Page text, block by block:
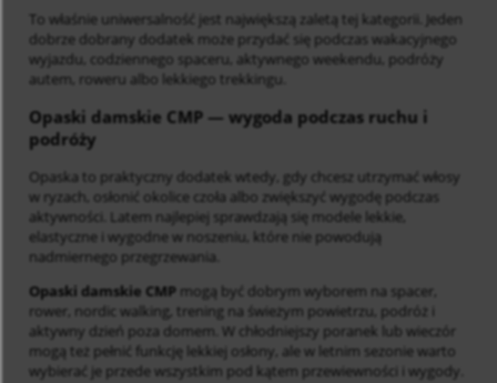
To właśnie uniwersalność jest największą zaletą tej kategorii. Jeden
dobrze dobrany dodatek może przydać się podczas wakacyjnego
wyjazdu, codziennego spaceru, aktywnego weekendu, podróży
autem, roweru albo lekkiego trekkingu.
Opaski damskie CMP — wygoda podczas ruchu i
podróży
Opaska to praktyczny dodatek wtedy, gdy chcesz utrzymać włosy
w ryzach, osłonić okolice czoła albo zwiększyć wygodę podczas
aktywności. Latem najlepiej sprawdzają się modele lekkie,
elastyczne i wygodne w noszeniu, które nie powodują
nadmiernego przegrzewania.
Opaski damskie CMP mogą być dobrym wyborem na spacer,
rower, nordic walking, trening na świeżym powietrzu, podróż i
aktywny dzień poza domem. W chłodniejszy poranek lub wieczór
mogą też pełnić funkcję lekkiej osłony, ale w letnim sezonie warto
wybierać je przede wszystkim pod kątem przewiewności i wygody.